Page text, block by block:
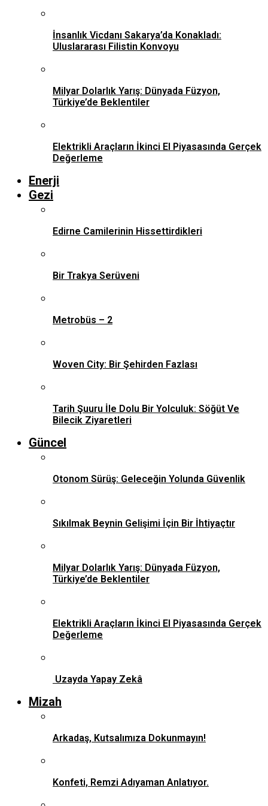
İnsanlık Vicdanı Sakarya’da Konakladı:
Uluslararası Filistin Konvoyu
Milyar Dolarlık Yarış: Dünyada Füzyon,
Türkiye’de Beklentiler
Elektrikli Araçların İkinci El Piyasasında Gerçek
Değerleme
Enerji
Gezi
Edirne Camilerinin Hissettirdikleri
Bir Trakya Serüveni
Metrobüs – 2
Woven City: Bir Şehirden Fazlası
Tarih Şuuru İle Dolu Bir Yolculuk: Söğüt Ve
Bilecik Ziyaretleri
Güncel
Otonom Sürüş: Geleceğin Yolunda Güvenlik
Sıkılmak Beynin Gelişimi İçin Bir İhtiyaçtır
Milyar Dolarlık Yarış: Dünyada Füzyon,
Türkiye’de Beklentiler
Elektrikli Araçların İkinci El Piyasasında Gerçek
Değerleme
Uzayda Yapay Zekâ
Mizah
Arkadaş, Kutsalımıza Dokunmayın!
Konfeti, Remzi Adıyaman Anlatıyor.